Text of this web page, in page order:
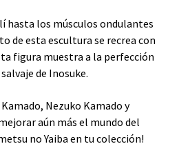
hasta los músculos ondulantes
de esta escultura se recrea con
figura muestra a la perfección
de Inosuke.
Nezuko Kamado y
aún más el mundo del
no Yaiba en tu colección!